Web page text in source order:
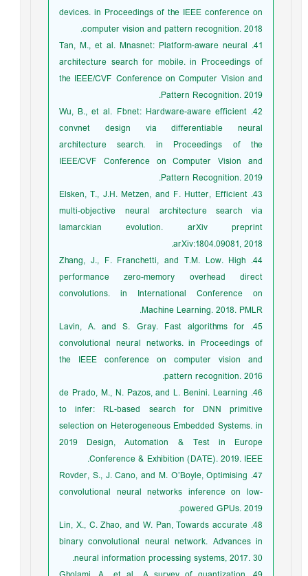
devices. in Proceedings of the IEEE conference on
computer vision and pattern recognition. 2018.
41. Tan, M., et al. Mnasnet: Platform-aware neural
architecture search for mobile. in Proceedings of
the IEEE/CVF Conference on Computer Vision and
Pattern Recognition. 2019.
42. Wu, B., et al. Fbnet: Hardware-aware efficient
convnet design via differentiable neural
architecture search. in Proceedings of the
IEEE/CVF Conference on Computer Vision and
Pattern Recognition. 2019.
43. Elsken, T., J.H. Metzen, and F. Hutter, Efficient
multi-objective neural architecture search via
lamarckian evolution. arXiv preprint
arXiv:1804.09081, 2018.
44. Zhang, J., F. Franchetti, and T.M. Low. High
performance zero-memory overhead direct
convolutions. in International Conference on
Machine Learning. 2018. PMLR.
45. Lavin, A. and S. Gray. Fast algorithms for
convolutional neural networks. in Proceedings of
the IEEE conference on computer vision and
pattern recognition. 2016.
46. de Prado, M., N. Pazos, and L. Benini. Learning
to infer: RL-based search for DNN primitive
selection on Heterogeneous Embedded Systems. in
2019 Design, Automation & Test in Europe
Conference & Exhibition (DATE). 2019. IEEE.
47. Rovder, S., J. Cano, and M. O’Boyle, Optimising
convolutional neural networks inference on low-
powered GPUs. 2019.
48. Lin, X., C. Zhao, and W. Pan, Towards accurate
binary convolutional neural network. Advances in
neural information processing systems, 2017. 30.